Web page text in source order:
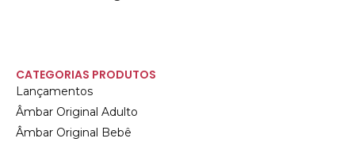
CATEGORIAS PRODUTOS
Lançamentos
Âmbar Original Adulto
Âmbar Original Bebê